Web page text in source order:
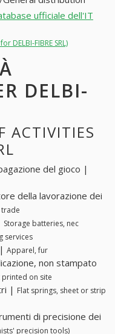
ufficiale dell'IT
DELBI-FIBRE SRL)
DELBI-
ACTIVITIES
del gioco |
della lavorazione dei
Storage batteries, nec
services
Apparel, fur
non stampato
on site
| Flat springs, sheet or strip
di precisione dei
precision tools)